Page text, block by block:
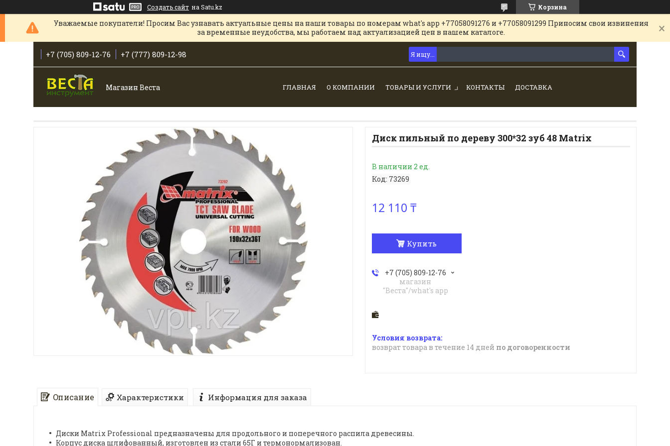
Создать сайт на Satu.kz Корзина
Уважаемые покупатели! Просим Вас узнавать актуальные цены на наши товары по номерам what's app +77058091276 и +77058091299 Приносим свои извинения
за временные неудобства, мы работаем над актуализацией цен в нашем каталоге.
+7 (705) 809-12-76 +7 (777) 809-12-98
Магазин Веста ГЛАВНАЯ О КОМПАНИИ ТОВАРЫ И УСЛУГИ КОНТАКТЫ ДОСТАВКА
Диск пильный по дереву 300*32 зуб 48 Matrix
В наличии 2 ед.
Код: 73269
12 110 ₸
Купить
+7 (705) 809-12-76
магазин
"Веста"/what's app
возврат товара в течение 14 дней по договоренности
Описание Характеристики Информация для заказа
Диски Matrix Professional предназначены для продольного и поперечного распила древесины.
Корпус диска шлифованный, изготовлен из стали 65Г и термонормализован.